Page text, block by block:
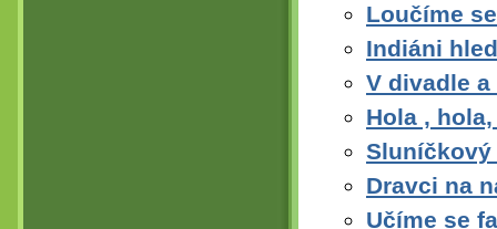
Loučíme
Indiáni
V divadle
Hola ,
Sluníčkový
Dravci na
Učíme se